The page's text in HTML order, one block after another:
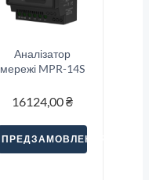
Аналізатор
мережі MPR-14S
16124,00₴
ПРЕДЗАМОВЛЕННЯ